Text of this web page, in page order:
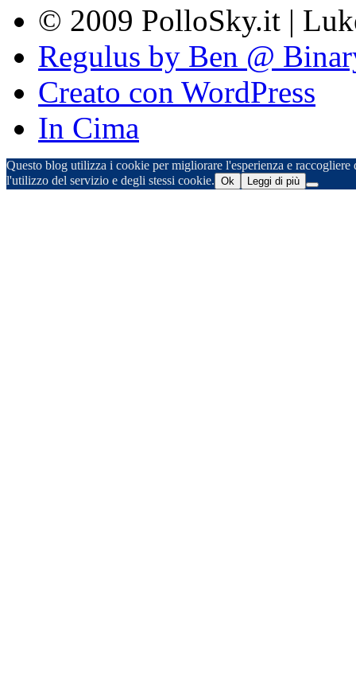
© 2009 PolloSky.it |
Regulus by Ben @
Creato con WordPress
In Cima
Questo blog utilizza i cookie per migliorare l'esperienza e
l'utilizzo del servizio e degli stessi cookie. Ok Leggi di più